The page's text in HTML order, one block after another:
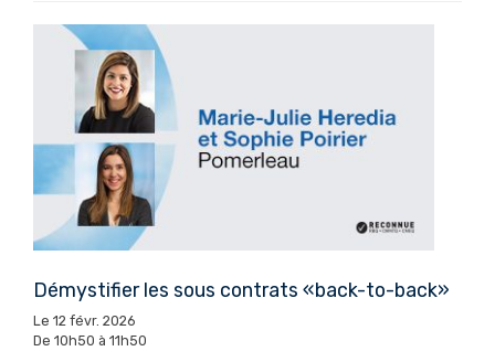
Démystifier les sous contrats «back-to-back»
Le 12 févr. 2026
De 10h50 à 11h50